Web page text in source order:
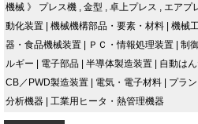
機械 》 プレス機 金型 卓上プレス エアプ
動化装置 | 機械機構部品・要素・材料 | 機械
器・食品機械装置 | ＰＣ・情報処理装置 | 制
ルギー | 電子部品 | 半導体製造装置 | 自動は
CB／PWD製造装置 | 電気・電子材料 | プラ
分析機器 | 工業用ヒータ・熱管理機器